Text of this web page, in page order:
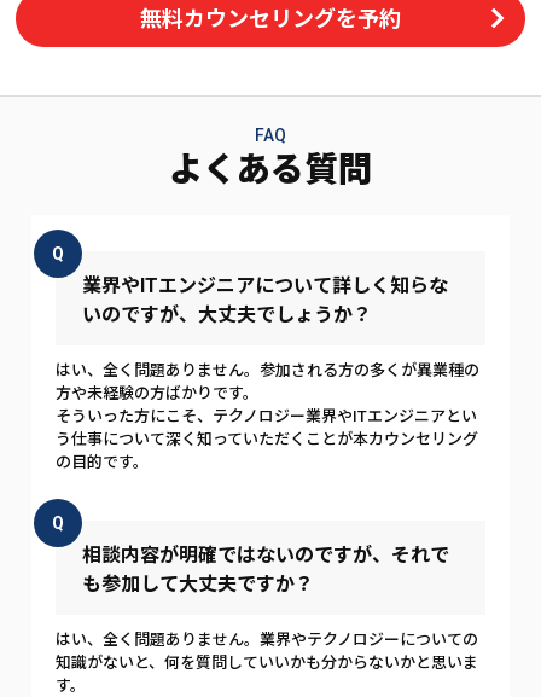
無料カウンセリングを予約
FAQ
よくある質問
Q
業界やITエンジニアについて詳しく知らな
いのですが、大丈夫でしょうか？
はい、全く問題ありません。参加される方の多くが異業種の
方や未経験の方ばかりです。
そういった方にこそ、テクノロジー業界やITエンジニアとい
う仕事について深く知っていただくことが本カウンセリング
の目的です。
Q
相談内容が明確ではないのですが、それで
も参加して大丈夫ですか？
はい、全く問題ありません。業界やテクノロジーについての
知識がないと、何を質問していいかも分からないかと思いま
す。